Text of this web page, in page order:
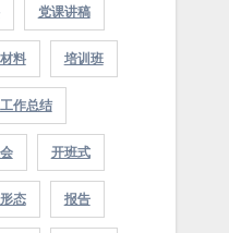
党课讲稿
料 培训班
工作总结
开班式
态 报告